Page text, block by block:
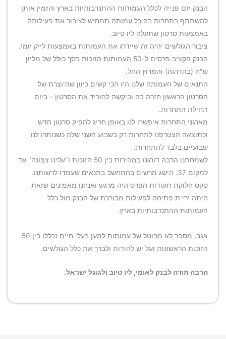
הבנק יזם פנייה לכלל העמותות ההתנדבותיות בארץ והזמין אותן
להשתתף בתחרות בה כל עמותה תמחיש לציבור את פעילותה
באמצעות סרטון שתעלה ליו טיוב.
ציבור הגולשים יהיה זה שיידרג את העמותות באמצעות לייק יומי.
הבנק הקציב פרסים ל-50 העמותות הזוכות בסך כולל של מליון
ש"ח (בהדרגה) והמרוץ החל.
התנאים של העמותה שלנו היו הכי קשים כיוון שהיוצרת של
הסרטון הראשון חזרה בה וביקשה להוריד את הסרטון – ביום
תחילת התחרות.
מארגני התחרות איפשרו לנו באופן חריג להפיק סרטון חדש
וכתוצאה הצטרפנו לתחרות רק בשבוע השני שלה כשנותרו לנו
שבועיים בלבד להתחרות.
לשמחתנו הרבה דורגנו במהירות בין 50 הזוכות ו"עלינו צפונה" עד
למקום 37. הישג מרשים בהתחשב בתנאים שעמדו לרשותנו.
טקס חלוקת תעודות הפרס היה מרגש ואנחנו מאמינים שזאת
היתה יריית פתיחה לפעילות מבורכת של הבנק מול כלל
העמותות ההתנדבותיות בארץ.
אגב, מספר לא מבוטל של עמותות למען בעלי חיים נכללו בין 50
הזוכות הראשונות ועל יש להודות ולברך את כלל הגולשים.​
הרבה תודה לבנק לאומי, ליו טיוב ולגוגל ישראל.​​